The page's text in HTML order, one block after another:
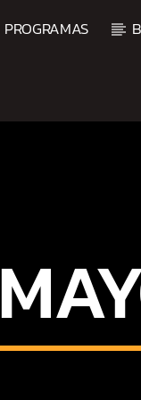
PROGRAMAS